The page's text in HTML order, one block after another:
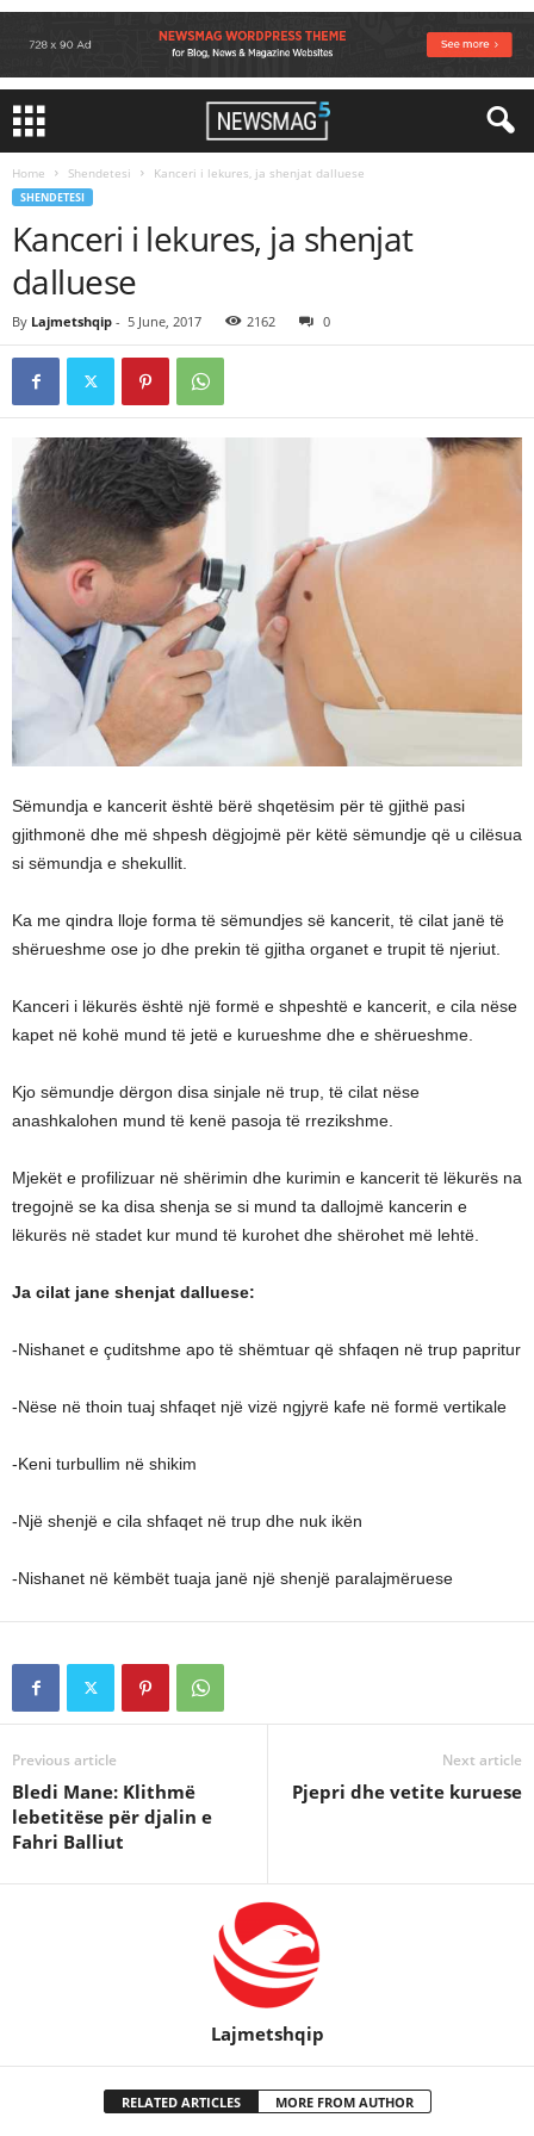
Home Shendetesi Kanceri i lekures, ja shenjat dalluese
SHENDETESI
Kanceri i lekures, ja shenjat
dalluese
By Lajmetshqip - 5 June, 2017 2162 0
Sëmundja e kancerit është bërë shqetësim për të gjithë pasi
gjithmonë dhe më shpesh dëgjojmë për këtë sëmundje që u cilësua
si sëmundja e shekullit.
Ka me qindra lloje forma të sëmundjes së kancerit, të cilat janë të
shërueshme ose jo dhe prekin të gjitha organet e trupit të njeriut.
Kanceri i lëkurës është një formë e shpeshtë e kancerit, e cila nëse
kapet në kohë mund të jetë e kurueshme dhe e shërueshme.
Kjo sëmundje dërgon disa sinjale në trup, të cilat nëse
anashkalohen mund të kenë pasoja të rrezikshme.
Mjekët e profilizuar në shërimin dhe kurimin e kancerit të lëkurës na
tregojnë se ka disa shenja se si mund ta dallojmë kancerin e
lëkurës në stadet kur mund të kurohet dhe shërohet më lehtë.
Ja cilat jane shenjat dalluese:
-Nishanet e çuditshme apo të shëmtuar që shfaqen në trup papritur
-Nëse në thoin tuaj shfaqet një vizë ngjyrë kafe në formë vertikale
-Keni turbullim në shikim
-Një shenjë e cila shfaqet në trup dhe nuk ikën
-Nishanet në këmbët tuaja janë një shenjë paralajmëruese
Previous article
Bledi Mane: Klithmë
lebetitëse për djalin e
Fahri Balliut
Next article
Pjepri dhe vetite kuruese
Lajmetshqip
RELATED ARTICLES MORE FROM AUTHOR